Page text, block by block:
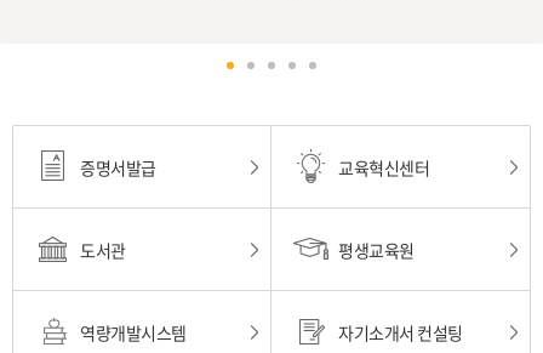
증명서발급 교육혁신센터
도서관 평생교육원
역량개발시스템 자기소개서 컨설팅